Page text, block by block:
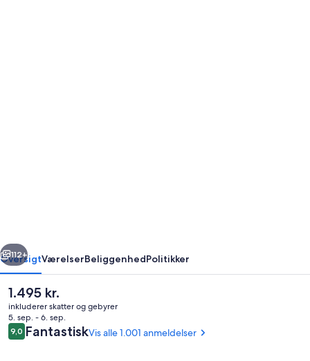
Næste
112+
OversigtVærelserBeliggenhedPolitikker
Den
nuværende
pris
er
1.495 kr.
1.495 kr.
inkluderer skatter og gebyrer
5. sep. - 6. sep.
Anmeldelser
9,09,0 ud af 10.
FantastiskVis alle 1.001 anmeldelser